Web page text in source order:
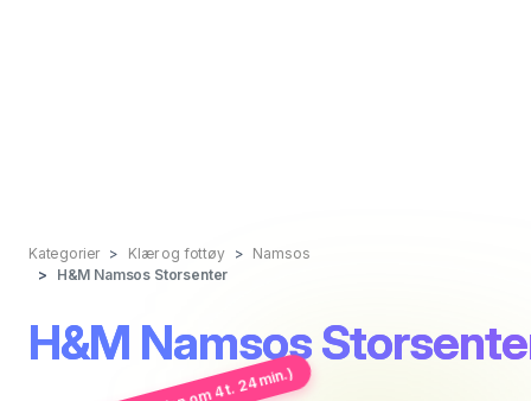
Kategorier Klær og fottøy
Namsos
H&M Namsos Storsenter
H&M Namsos